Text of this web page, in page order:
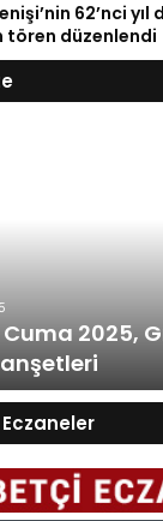
62’nci
tören düzenlendi
2025,